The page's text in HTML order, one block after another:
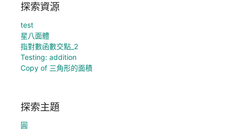
探索資源
test
星八面體
指對數函數交點_2
Testing: addition
Copy of 三角形的面積
探索主題
圓